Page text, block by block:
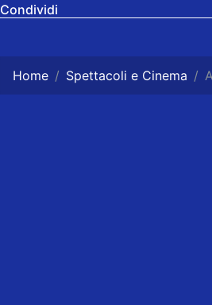
Condividi
Home Spettacoli e Cinema